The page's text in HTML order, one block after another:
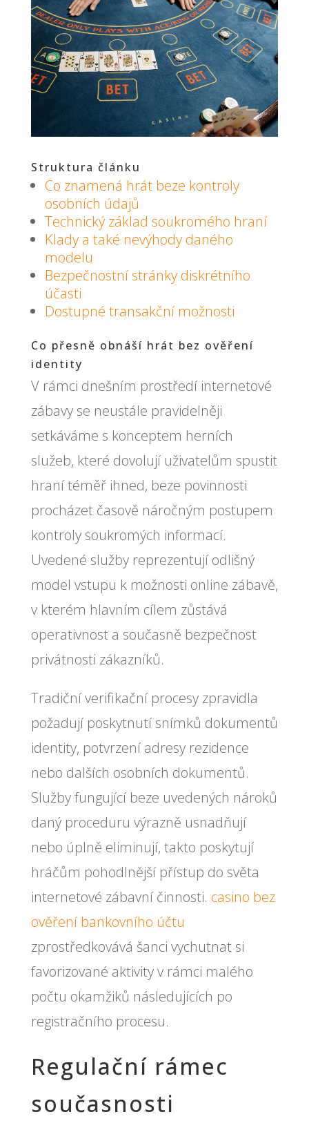
Struktura článku
Co znamená hrát beze kontroly
osobních údajů
Technický základ soukromého hraní
Klady a také nevýhody daného
modelu
Bezpečnostní stránky diskrétního
účasti
Dostupné transakční možnosti
Co přesně obnáší hrát bez ověření
identity
V rámci dnešním prostředí internetové
zábavy se neustále pravidelněji
setkáváme s konceptem herních
služeb, které dovolují uživatelům spustit
hraní téměř ihned, beze povinnosti
procházet časově náročným postupem
kontroly soukromých informací.
Uvedené služby reprezentují odlišný
model vstupu k možnosti online zábavě,
v kterém hlavním cílem zůstává
operativnost a současně bezpečnost
privátnosti zákazníků.
Tradiční verifikační procesy zpravidla
požadují poskytnutí snímků dokumentů
identity, potvrzení adresy rezidence
nebo dalších osobních dokumentů.
Služby fungující beze uvedených nároků
daný proceduru výrazně usnadňují
nebo úplně eliminují, takto poskytují
hráčům pohodlnější přístup do světa
internetové zábavní činnosti. casino bez
ověření bankovního účtu
zprostředkovává šanci vychutnat si
favorizované aktivity v rámci malého
počtu okamžiků následujících po
registračního procesu.
Regulační rámec
současnosti